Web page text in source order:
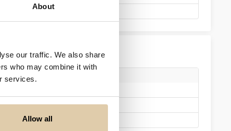
About
our traffic. We also share
who may combine it with
services.
Allow all